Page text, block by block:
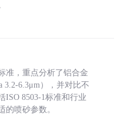
准，重点分析了铝合金
3.2-6.3μm），并对比不
ISO 8503-1标准和行业
的喷砂参数。